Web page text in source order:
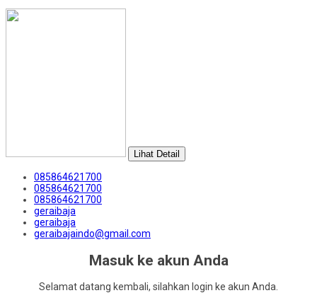
Lihat Detail
085864621700
085864621700
085864621700
geraibaja
geraibaja
geraibajaindo@gmail.com
Masuk ke akun Anda
Selamat datang kembali, silahkan login ke akun Anda.